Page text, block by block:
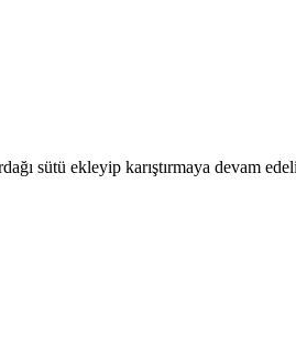
sütü ekleyip karıştırmaya devam